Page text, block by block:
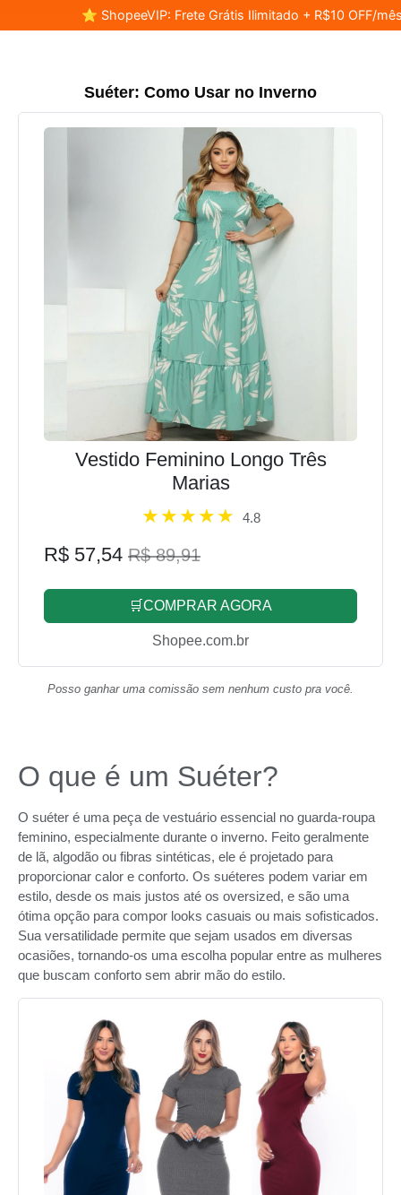
⭐ ShopeeVIP: Frete Grátis Ilimitado + R$10 OFF/
Suéter: Como Usar no Inverno
Vestido Feminino Longo Três
Marias
4.8
R$ 57,54 R$ 89,91
🛒COMPRAR AGORA
Shopee.com.br
Posso ganhar uma comissão sem nenhum custo pra você.
O que é um Suéter?
O suéter é uma peça de vestuário essencial no guarda-roupa
feminino, especialmente durante o inverno. Feito geralmente
de lã, algodão ou fibras sintéticas, ele é projetado para
proporcionar calor e conforto. Os suéteres podem variar em
estilo, desde os mais justos até os oversized, e são uma
ótima opção para compor looks casuais ou mais sofisticados.
Sua versatilidade permite que sejam usados em diversas
ocasiões, tornando-os uma escolha popular entre as mulheres
que buscam conforto sem abrir mão do estilo.